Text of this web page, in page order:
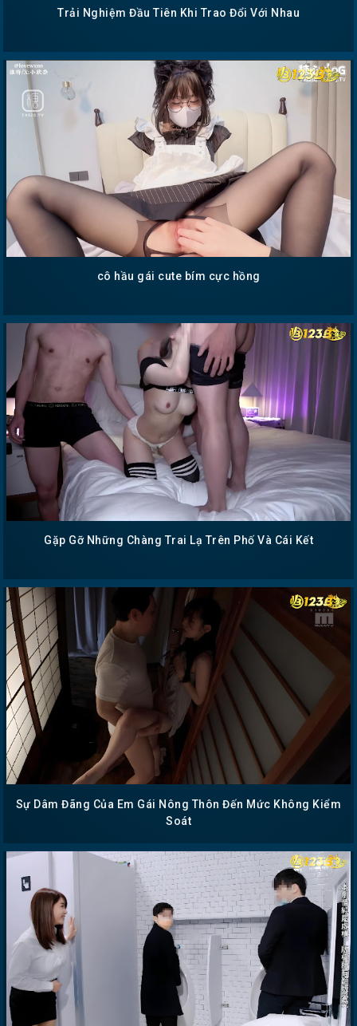
Trải Nghiệm Đầu Tiên Khi Trao Đổi Với Nhau
cô hầu gái cute bím cực hồng
Gặp Gỡ Những Chàng Trai Lạ Trên Phố Và Cái Kết
Sự Dâm Đãng Của Em Gái Nông Thôn Đến Mức Không Kiểm
Soát